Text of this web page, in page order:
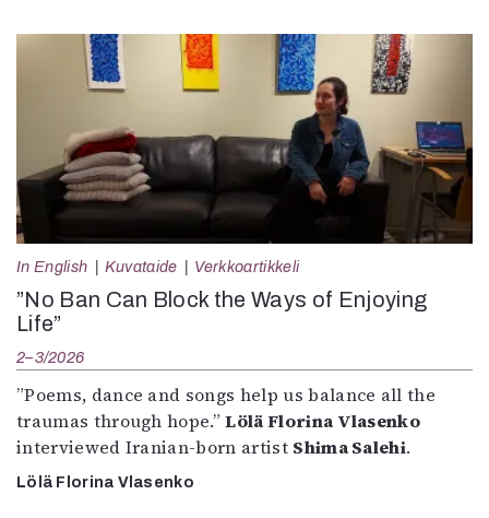
In English Kuvataide Verkkoartikkeli
”No Ban Can Block the Ways of Enjoying
Life”
2–3/2026
”Poems, dance and songs help us balance all the
traumas through hope.”Lölä Florina Vlasenko
interviewed Iranian-born artist Shima Salehi.
Lölä Florina Vlasenko